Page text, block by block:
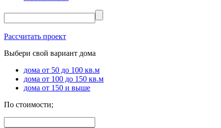
Рассчитать проект
Выбери свой вариант дома
дома от 50 до 100 кв.м
дома от 100 до 150 кв.м
дома от 150 и выше
По стоимости;